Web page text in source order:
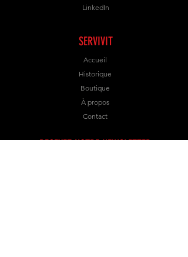
LinkedIn
SERVIVIT
Accueil
Historique
Boutique
À propos
Contact
RECEVEZ NOTRE NEWSLETTER